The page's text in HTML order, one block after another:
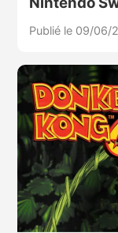
Publié le 09/06/